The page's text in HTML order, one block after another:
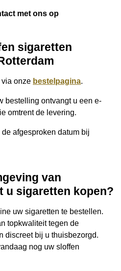
met ons op
sigaretten
onze bestelpagina.
bestelling ontvangt u een e-
omtrent de levering.
afgesproken datum bij
van
u sigaretten kopen?
uw sigaretten te bestellen.
topkwaliteit tegen de
discreet bij u thuisbezorgd.
nog uw sloffen